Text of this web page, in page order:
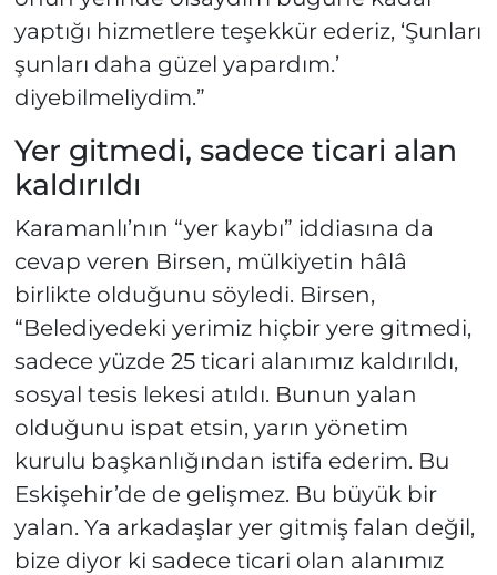
yaptığı hizmetlere teşekkür ederiz, ‘Şunları
şunları daha güzel yapardım.’
diyebilmeliydim.”
Yer gitmedi, sadece ticari alan
kaldırıldı
Karamanlı’nın “yer kaybı” iddiasına da
cevap veren Birsen, mülkiyetin hâlâ
birlikte olduğunu söyledi. Birsen,
“Belediyedeki yerimiz hiçbir yere gitmedi,
sadece yüzde 25 ticari alanımız kaldırıldı,
sosyal tesis lekesi atıldı. Bunun yalan
olduğunu ispat etsin, yarın yönetim
kurulu başkanlığından istifa ederim. Bu
Eskişehir’de de gelişmez. Bu büyük bir
yalan. Ya arkadaşlar yer gitmiş falan değil,
bize diyor ki sadece ticari olan alanımız